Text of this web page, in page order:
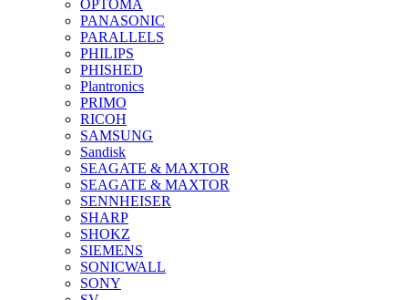
OPTOMA
PANASONIC
PARALLELS
PHILIPS
PHISHED
Plantronics
PRIMO
RICOH
SAMSUNG
Sandisk
SEAGATE & MAXTOR
SEAGATE & MAXTOR
SENNHEISER
SHARP
SHOKZ
SIEMENS
SONICWALL
SONY